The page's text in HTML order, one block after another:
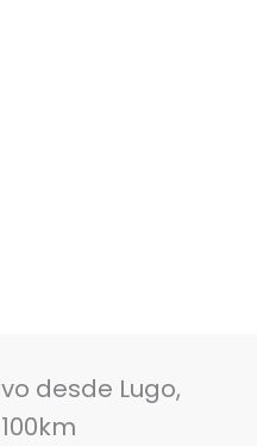
desde Lugo,